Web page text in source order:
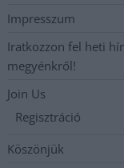
Impresszum
Iratkozzon fel heti
megyénkről!
Join Us
Regisztráció
Köszönjük